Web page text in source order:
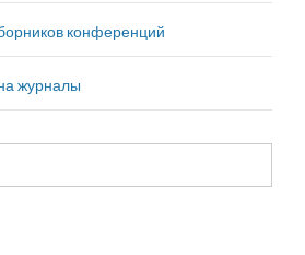
конференций
журналы